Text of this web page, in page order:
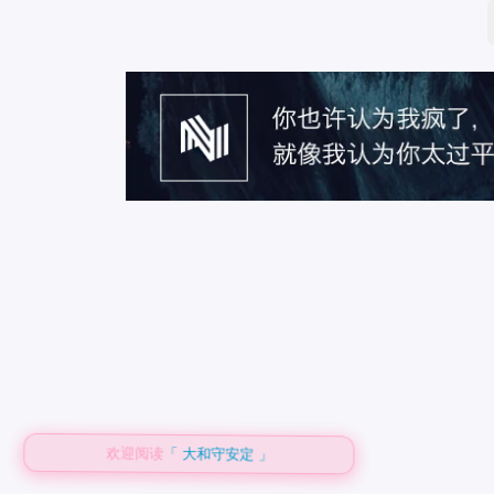
欢迎阅读「 大和守安定 」